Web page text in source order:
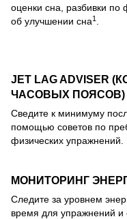
оценки сна, разбивки
об улучшении сна1
JET LAG ADVISER
ЧАСОВЫХ ПОЯСОВ)
Сведите к минимуму
помощью советов по
физических упражнений.
МОНИТОРИНГ
Следите за уровнем
время для упражнений и